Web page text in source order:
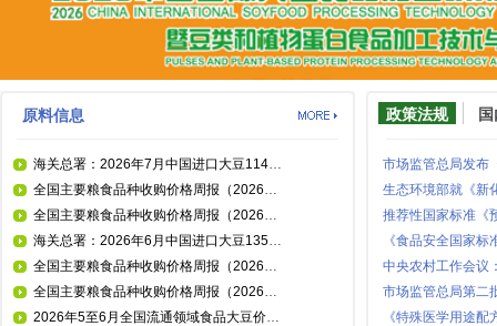
原料信息
海关总署：2026年7月中国进口大豆1147.7万吨
全国主要粮食品种收购价格周报（2026年7月21日）
全国主要粮食品种收购价格周报（2026年7月14日）
海关总署：2026年6月中国进口大豆1354.7万吨
全国主要粮食品种收购价格周报（2026年7月7日）
全国主要粮食品种收购价格周报（2026年6月30日）
2026年5至6月全国流通领域食品大豆价格统计分析
政策法规
市场监管总局发布
市场监管总局第二